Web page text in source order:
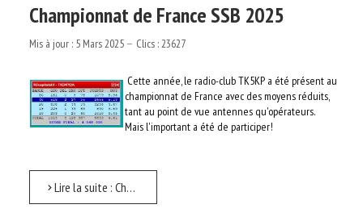
ACCUEIL
EN CORSE
L'ARCS
AUTRES ASSOCIATIONS
LE RÉSEAU TKNET
Championnat de France SSB 2025
Mis à jour : 5 Mars 2025 Clics : 23627
Cette année, le radio-club TK5KP a été présent au
championnat de France avec des moyens réduits,
tant au point de vue antennes qu'opérateurs.
Mais l'important a été de participer!
Lire la suite : Championnat de France SSB 2025